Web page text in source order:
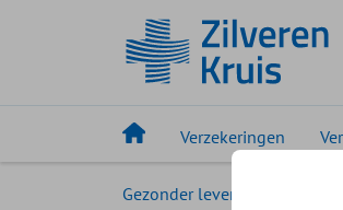
Verzekeringen
Gezonder leven